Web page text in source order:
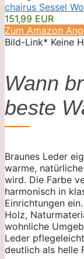
chairus Sessel
151,99 EUR
Zum Amazon
Bild-Link* Keine
Wann
beste
Braunes Leder
warme,
wird. Die Farbe
harmonisch in
Einrichtungen
Holz,
wohnliche
Leder
deutlich als helle